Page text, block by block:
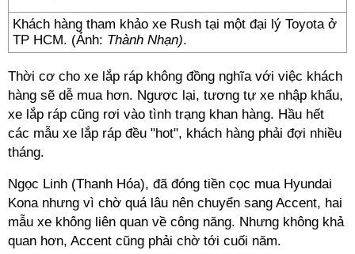
Khách hàng tham khảo xe Rush tại một đại lý Toyota ở
TP HCM. (Ảnh: Thành Nhạn).
Thời cơ cho xe lắp ráp không đồng nghĩa với việc khách
hàng sẽ dễ mua hơn. Ngược lại, tương tự xe nhập khẩu,
xe lắp ráp cũng rơi vào tình trạng khan hàng. Hầu hết
các mẫu xe lắp ráp đều "hot", khách hàng phải đợi nhiều
tháng.
Ngọc Linh (Thanh Hóa), đã đóng tiền cọc mua Hyundai
Kona nhưng vì chờ quá lâu nên chuyển sang Accent, hai
mẫu xe không liên quan về công năng. Nhưng không khả
quan hơn, Accent cũng phải chờ tới cuối năm.